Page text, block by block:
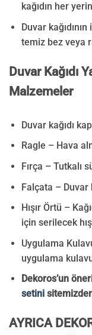
kağıdın her
Duvar
temiz bez veya
Duvar Kağıdı
Malzemeler
Duvar kağıdı
Ragle – Hava
Fırça – Tutkalı
Falçata – Duvar
Hışır Örtü –
için serilecek
Uygulama
uygulama
Dekoros’un
setini
AYRICA